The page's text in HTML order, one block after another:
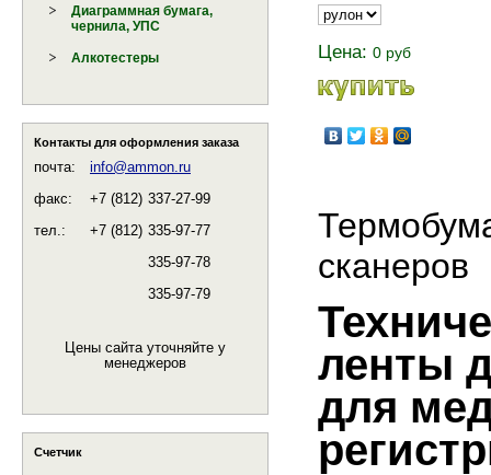
Диаграммная бумага,
чернила, УПС
Алкотестеры
Контакты для оформления заказа
почта:
info@ammon.ru
факс:
+7 (812) 337-27-99
тел.:
+7 (812) 335-97-77
335-97-78
335-97-79
Цены сайта уточняйте у
менеджеров
Счетчик
Цена: 0 руб
сканеров
ленты
для